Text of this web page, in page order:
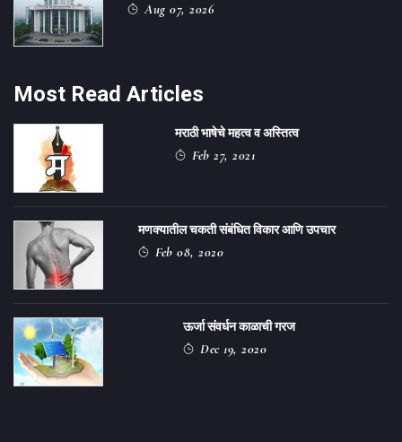
Aug 07, 2026
Most Read Articles
मराठी भाषेचे महत्व व अस्तित्व
Feb 27, 2021
मणक्यातील चकती संबंधित विकार आणि उपचार
Feb 08, 2020
ऊर्जा संवर्धन काळाची गरज
Dec 19, 2020